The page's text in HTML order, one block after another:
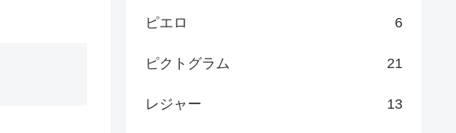
ピエロ 6
ピクトグラム 21
レジャー 13